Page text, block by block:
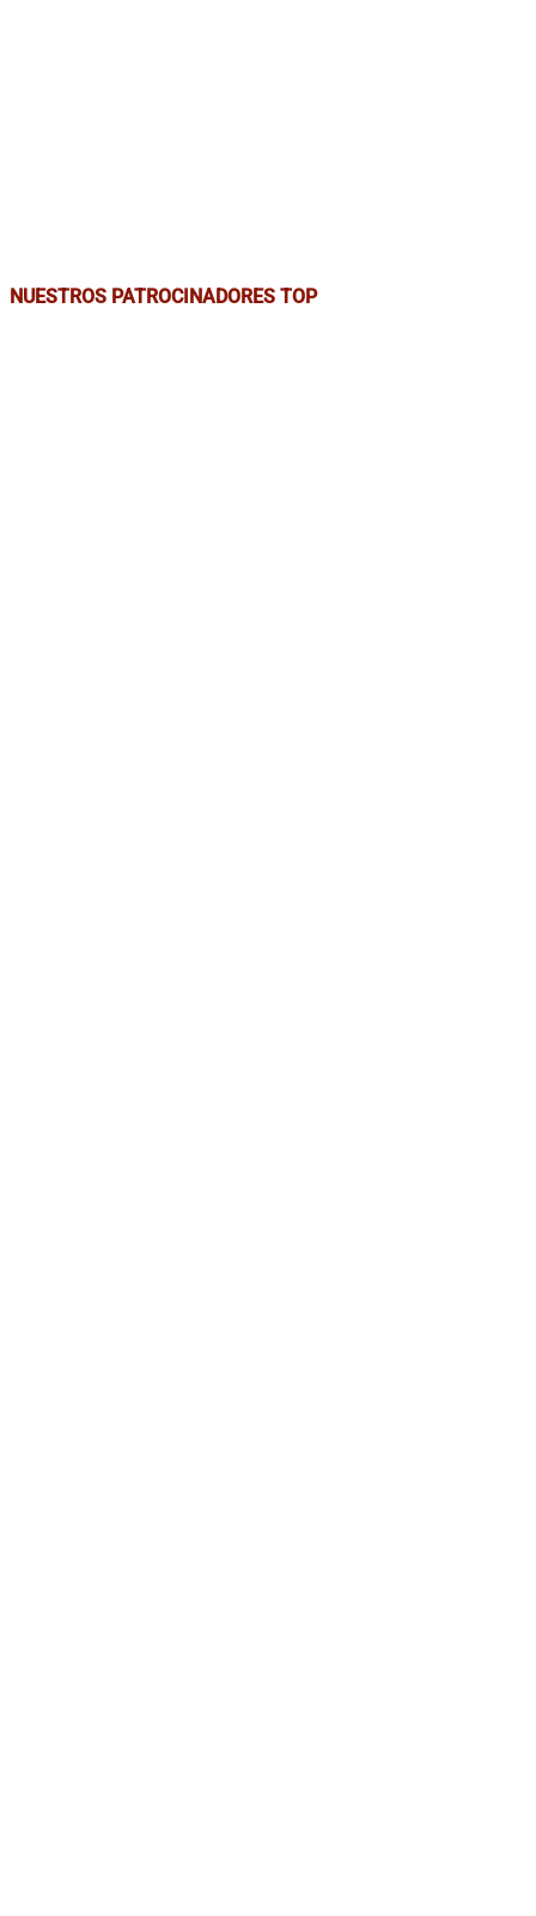
NUESTROS PATROCINADORES TOP